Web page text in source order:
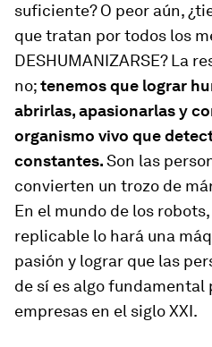
suficiente? O peor aún,
que tratan por todos los
DESHUMANIZARSE? La
no;tenemos que lograr
abrirlas, apasionarlas y
organismo vivo que
constantes.Son las
convierten un trozo de
En el mundo de los
replicable lo hará una
pasión y lograr que las
de sí es algo
empresas en el siglo XXI.